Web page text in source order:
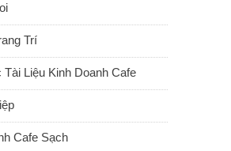
Trí
Tài Liệu Kinh Doanh Cafe
Cafe Sạch